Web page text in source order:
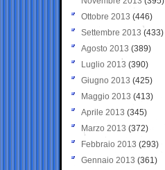
Ottobre 2013 (446)
Settembre 2013 (433)
Agosto 2013 (389)
Luglio 2013 (390)
Giugno 2013 (425)
Maggio 2013 (413)
Aprile 2013 (345)
Marzo 2013 (372)
Febbraio 2013 (293)
Gennaio 2013 (361)